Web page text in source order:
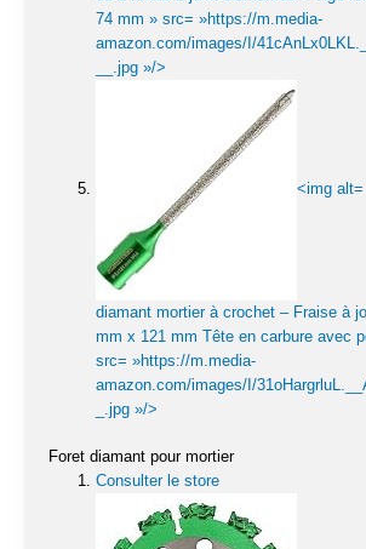
74 mm » src= »https://m.media-
amazon.com/images/I/
__.jpg »/>
<img
diamant mortier à crochet – Fraise à
mm x 121 mm Tête en carbure avec
src= »https://m.media-
amazon.com/images/I/
_.jpg »/>
Foret diamant pour mortier
Consulter le store